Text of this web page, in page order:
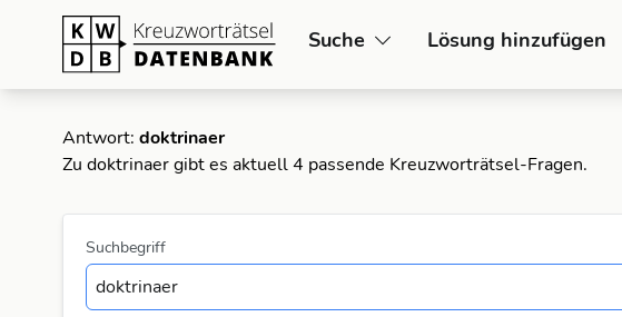
Suche Lösung hinzufügen
Antwort: doktrinaer
Zu doktrinaer gibt es aktuell 4 passende Kreuzworträtsel-Fragen.
Suchbegriff